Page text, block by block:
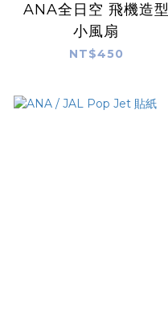
ANA全日空 飛機造型
小風扇
NT$450